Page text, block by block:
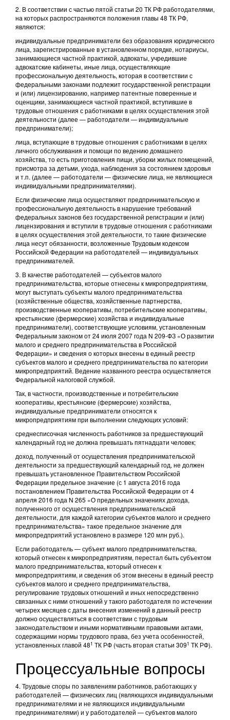
2. В соответствии с частью пятой статьи 20 ТК РФ работодателями,
на которых распространяются положения главы 48 ТК РФ,
являются:
индивидуальные предприниматели без образования юридического
лица, зарегистрированные в установленном порядке, нотариусы,
занимающиеся частной практикой, адвокаты, учредившие
адвокатские кабинеты, иные лица, осуществляющие
профессиональную деятельность, которая в соответствии с
федеральными законами подлежит государственной регистрации
и (или) лицензированию, например патентные поверенные и
оценщики, занимающиеся частной практикой, вступившие в
трудовые отношения с работниками в целях осуществления этой
деятельности (далее — работодатели — индивидуальные
предприниматели);
лица, вступающие в трудовые отношения с работниками в целях
личного обслуживания и помощи по ведению домашнего
хозяйства, то есть приготовления пищи, уборки жилых помещений,
присмотра за детьми, ухода, наблюдения за состоянием здоровья
и т.п. (далее — работодатели — физические лица, не являющиеся
индивидуальными предпринимателями).
Если физические лица осуществляют предпринимательскую и
профессиональную деятельность в нарушение требований
федеральных законов без государственной регистрации и (или)
лицензирования и вступили в трудовые отношения с работниками
в целях осуществления этой деятельности, то такие физические
лица несут обязанности, возложенные Трудовым кодексом
Российской Федерации на работодателей — индивидуальных
предпринимателей.
3. В качестве работодателей — субъектов малого
предпринимательства, которые отнесены к микропредприятиям,
могут выступать субъекты малого предпринимательства
(хозяйственные общества, хозяйственные партнерства,
производственные кооперативы, потребительские кооперативы,
крестьянские (фермерские) хозяйства и индивидуальные
предприниматели), соответствующие условиям, установленным
Федеральным законом от 24 июля 2007 года N 209-ФЗ «О развитии
малого и среднего предпринимательства в Российской
Федерации» и сведения о которых внесены в единый реестр
субъектов малого и среднего предпринимательства по категории
микропредприятий. Ведение названного реестра осуществляется
Федеральной налоговой службой.
Так, в частности, производственные и потребительские
кооперативы, крестьянские (фермерские) хозяйства,
индивидуальные предприниматели относятся к
микропредприятиям при выполнении следующих условий:
среднесписочная численность работников за предшествующий
календарный год не должна превышать пятнадцати человек;
доход, полученный от осуществления предпринимательской
деятельности за предшествующий календарный год, не должен
превышать установленное Правительством Российской
Федерации предельное значение (с 1 августа 2016 года
постановлением Правительства Российской Федерации от 4
апреля 2016 года N 265 «О предельных значениях дохода,
полученного от осуществления предпринимательской
деятельности, для каждой категории субъектов малого и среднего
предпринимательства» такое предельное значение для
микропредприятий установлено в размере 120 млн руб.).
Если работодатель — субъект малого предпринимательства,
который отнесен к микропредприятиям, перестал быть субъектом
малого предпринимательства, который отнесен к
микропредприятиям, и сведения об этом внесены в единый реестр
субъектов малого и среднего предпринимательства,
регулирование трудовых отношений и иных непосредственно
связанных с ними отношений у такого работодателя по истечении
четырех месяцев с даты внесения изменений в данный реестр
должно осуществляться в соответствии с трудовым
законодательством и иными нормативными правовыми актами,
содержащими нормы трудового права, без учета особенностей,
установленных главой 481 ТК РФ (часть вторая статьи 3091 ТК РФ).
Процессуальные вопросы
4. Трудовые споры по заявлениям работников, работающих у
работодателей — физических лиц (являющихся индивидуальными
предпринимателями и не являющихся индивидуальными
предпринимателями) и у работодателей — субъектов малого